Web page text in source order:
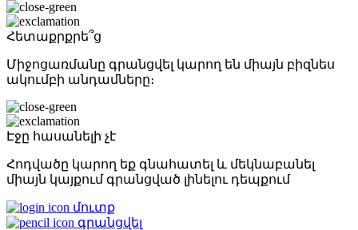
Հետաքրքրե՞ց
Միջոցառմանը գրանցվել կարող են միայն բիզնես
ակումբի անդամները։
Էջը հասանելի չէ
Հոդվածը կարող եք գնահատել և մեկնաբանել
միայն կայքում գրանցված լինելու դեպքում
մուտք
գրանցվել